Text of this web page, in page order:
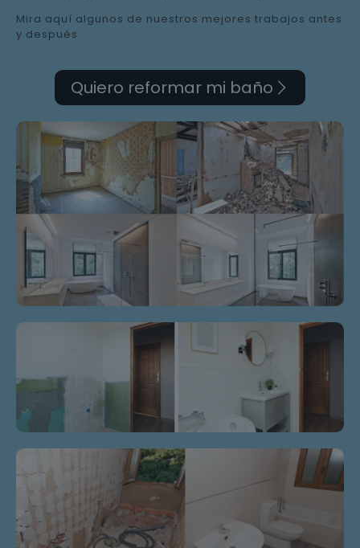
Mira aquí algunos de nuestros mejores trabajos antes
y después.
Quiero reformar mi baño